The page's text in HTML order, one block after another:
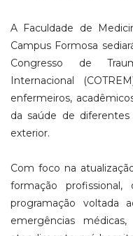
A Faculdade de
Campus Formosa
Congresso de
Internacional
enfermeiros,
da saúde de
exterior.
Com foco na
formação
programação voltada
emergências